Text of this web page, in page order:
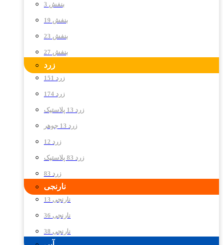
بنفش 3
بنفش 19
بنفش 23
بنفش 27
زرد
زرد 151
زرد 174
زرد 13 پلاستیک
زرد 13 جوهر
زرد 12
زرد 83 پلاستیک
زرد 83
نارنجی
نارنجی 13
نارنجی 36
نارنجی 38